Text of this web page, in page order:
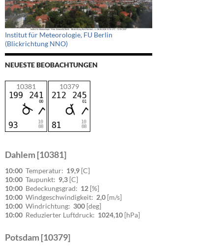
Institut für Meteorologie, FU Berlin
(Blickrichtung NNO)
NEUESTE BEOBACHTUNGEN
10381 10379
Dahlem [10381]
10:00 Temperatur: 19,9 [C]
10:00 Taupunkt: 9,3 [C]
10:00 Bedeckungsgrad: 12 [%]
10:00 Windgeschwindigkeit: 2,0 [m/s]
10:00 Windrichtung: 300 [deg]
10:00 Reduzierter Luftdruck: 1024,10 [hPa]
Potsdam [10379]